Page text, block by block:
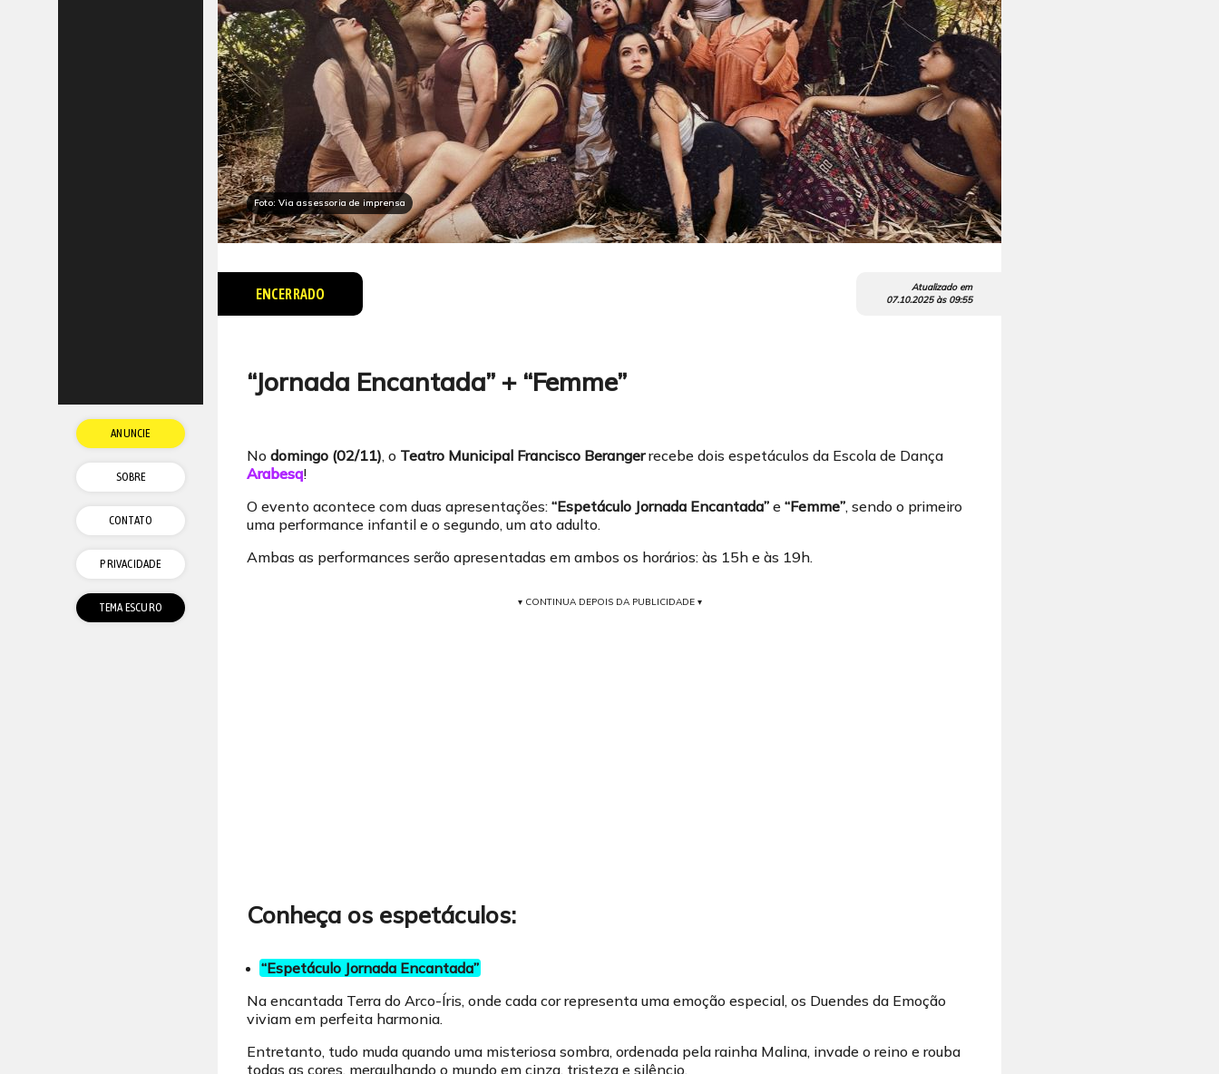
Foto: Via assessoria de imprensa
ENCERRADO
Atualizado em
07.10.2025às 09:55
“Jornada Encantada” + “Femme”
No domingo (02/11), o Teatro Municipal Francisco Berangerrecebe dois espetáculos da Escola de Dança
Arabesq!
O evento acontece com duas apresentações: “Espetáculo Jornada Encantada” e “Femme”, sendo o primeiro
uma performance infantil e o segundo, um ato adulto.
Ambas as performances serão apresentadas em ambos os horários: às 15h e às 19h.
▾ CONTINUA DEPOIS DA PUBLICIDADE ▾
Conheça os espetáculos:
“Espetáculo Jornada Encantada”
Na encantada Terra do Arco-Íris, onde cada cor representa uma emoção especial, os Duendes da Emoção
viviam em perfeita harmonia.
Entretanto, tudo muda quando uma misteriosa sombra, ordenada pela rainha Malina, invade o reino e rouba
todas as cores, mergulhando o mundo em cinza, tristeza e silêncio.
ANUNCIE
SOBRE
CONTATO
PRIVACIDADE